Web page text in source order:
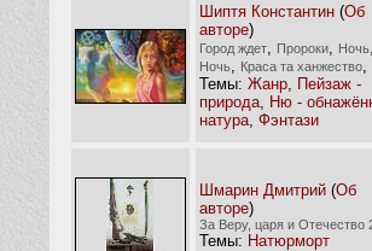
Шиптя Константин (Об
авторе)
Город ждет Пророки Ночь
Ночь Краса та ханжество
Темы: Жанр
Пейзаж -
природа
Ню -
натура Фэнтази
Шмарин Дмитрий (Об
авторе)
За Веру, царя и Отечество
Темы: Натюрморт